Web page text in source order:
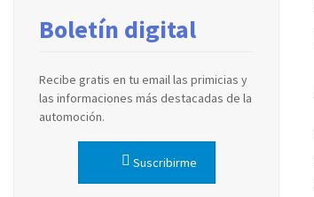
Boletín digital
Recibe gratis en tu email las primicias y
las informaciones más destacadas de la
automoción.
Suscribirme